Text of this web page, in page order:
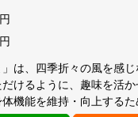
」は、四季折々の風を感
けるように、趣味を活
機能を維持・向上するた